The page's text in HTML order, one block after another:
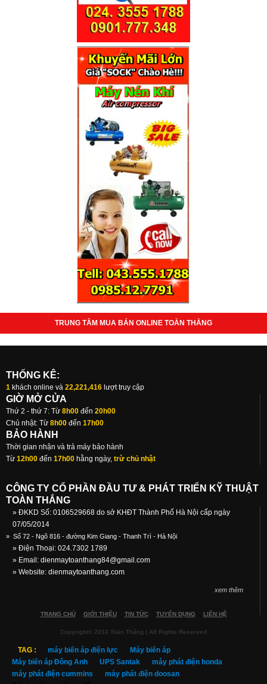
TRUNG TÂM MUA BÁN ONLINE TOÀN THẮNG
THỐNG KÊ:
1 khách online và 22,221,416 lượt truy cập
GIỜ MỞ CỬA
Thứ 2 - thứ 7: Từ 8h00 đến 20h00
Chủ nhật: Từ 8h00 đến 17h00
BẢO HÀNH
Thời gian nhận và trả máy bảo hành
Từ 12h00 đến 17h00 hằng ngày, trừ chủ nhật
CÔNG TY CỔ PHẦN ĐẦU TƯ & PHÁT TRIỂN KỸ THUẬT
TOÀN THẮNG
» ĐKKD Số: 0106529668 do sở KHĐT Thành Phố Hà Nội cấp ngày
07/05/2014
» Số 72 - Ngõ 816 - đường Kim Giang - Thanh Trì - Hà Nội
» Điện Thoại: 024.7302 1789
» Email: dienmaytoanthang84@gmail.com
» Website: dienmaytoanthang.com
xem thêm
TRANG CHỦ GIỚI THIỆU TIN TỨC TUYỂN DỤNG LIÊN HỆ
Copyright© 2014 Toàn Thắng | All Rights Reserved
TAG : máy biến áp điện lực
Máy biến áp
Máy biến áp Đông Anh
UPS Santak
máy phát điện honda
máy phát điện cummins
máy phát điện doosan